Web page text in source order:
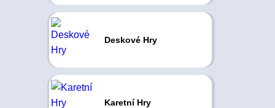
Deskové Hry
Karetní Hry